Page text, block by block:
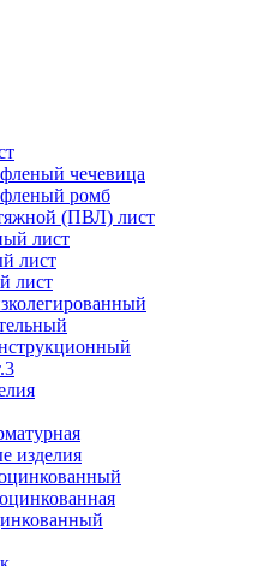
чечевица
ромб
(ПВЛ) лист
лист
лист
лист
изделия